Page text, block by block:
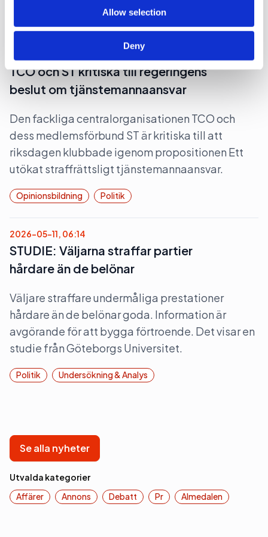
Allow selection
Deny
TCO och ST kritiska till regeringens
beslut om tjänstemannaansvar
Den fackliga centralorganisationen TCO och
dess medlemsförbund ST är kritiska till att
riksdagen klubbade igenom propositionen Ett
utökat straffrättsligt tjänstemannaansvar.
Opinionsbildning Politik
2026-05-11, 06:14
STUDIE: Väljarna straffar partier
hårdare än de belönar
Väljare straffare undermåliga prestationer
hårdare än de belönar goda. Information är
avgörande för att bygga förtroende. Det visar en
studie från Göteborgs Universitet.
Politik Undersökning & Analys
Se alla nyheter
Utvalda kategorier
Affärer
Annons Debatt Pr Almedalen